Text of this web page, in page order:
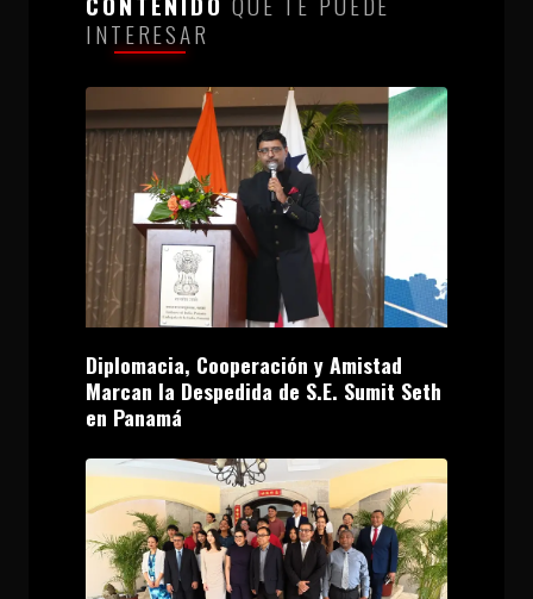
INTERESAR
Diplomacia, Cooperación y Amistad
Marcan la Despedida de S.E. Sumit Seth
en Panamá